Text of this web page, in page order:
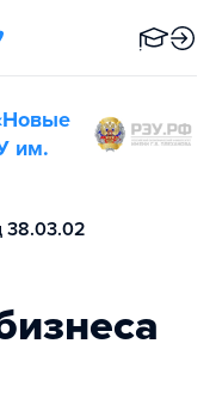
им.
38.03.02